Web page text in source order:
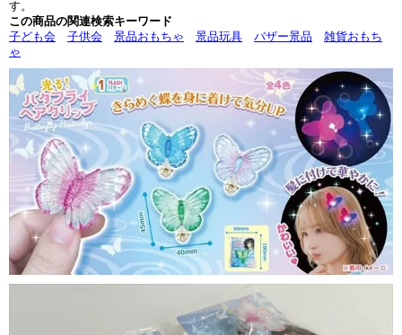
す。
この商品の関連検索キーワード
子ども会
子供会 景品おもちゃ 景品玩具 バザー景品
雑貨おもち
ゃ